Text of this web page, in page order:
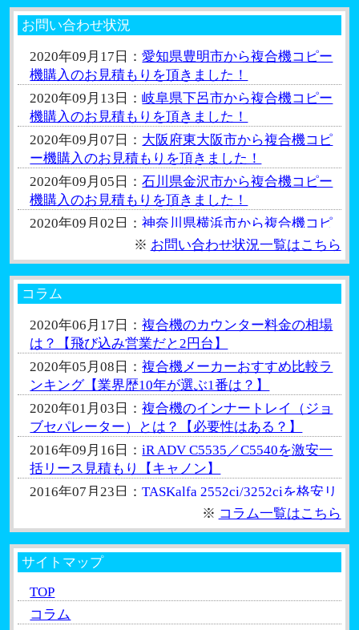
お問い合わせ状況
2020年09月17日：愛知県豊明市から複合機コピー
機購入のお見積もりを頂きました！
2020年09月13日：岐阜県下呂市から複合機コピー
機購入のお見積もりを頂きました！
2020年09月07日： 大阪府東大阪市から複合機コピ
ー機購入のお見積もりを頂きました！
2020年09月05日：石川県金沢市から複合機コピー
機購入のお見積もりを頂きました！
2020年09月02日：神奈川県横浜市から複合機コピ
ー機購入のお見積もりを頂きました！
2020年08月29日：大阪府箕面市から複合機コピー
機購入のお見積もりを頂きました！
2020年08月25日：愛知県刈谷市から複合機コピー
機リースのお見積もりを頂きました！
2020年08月18日：愛知県名古屋市から複合機コピ
ー機リースのお見積もりを頂きました！
2020年08月03日：三重県四日市市から複合機コピ
ー機リースのお見積もりを頂きました！
2020年07月17日：愛知県小牧市から複合機コピー
機購入のお見積もりを頂きました！
※ お問い合わせ状況一覧はこちら
コラム
2020年06月17日：複合機のカウンター料金の相場
は？【飛び込み営業だと2円台】
2020年05月08日：複合機メーカーおすすめ比較ラ
ンキング【業界歴10年が選ぶ1番は？】
2020年01月03日：複合機のインナートレイ（ジョ
ブセパレーター）とは？【必要性はある？】
2016年09月16日：iR ADV C5535／C5540を激安一
括リース見積もり【キャノン】
2016年07月23日：TASKalfa 2552ci/3252ciを格安リ
ース一括見積もり【京セラ】
2016年06月29日：複合機のリースの解約【消費税
はどうなる？】
2016年06月25日：複合機の移設は自分で出来る？
【業者に頼むと3万はかかる】
2016年06月22日：
※ コラム一覧はこちら
サイトマップ
TOP
コラム